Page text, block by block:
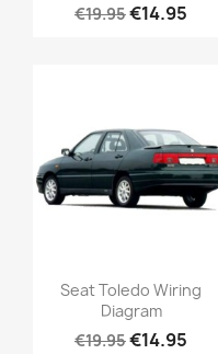
€19.95€14.95
Seat Toledo Wiring
Diagram
€19.95€14.95